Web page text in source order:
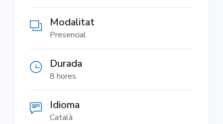
Modalitat
Presencial
Durada
8 hores
Idioma
Català